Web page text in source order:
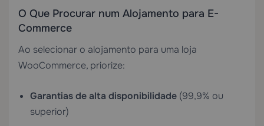
O Que Procurar num Alojamento para E-
Commerce
Ao selecionar o alojamento para uma loja
WooCommerce, priorize:
Garantias de alta disponibilidade (99,9% ou
superior)